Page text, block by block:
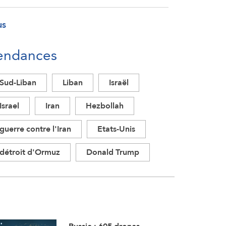
Sud-Liban Liban
Israël
Israel
Iran
Hezbollah
guerre contre l'Iran
Etats-Unis
détroit d'Ormuz
Donald Trump